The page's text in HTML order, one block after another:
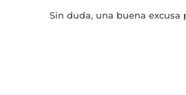
Sin duda, una buena